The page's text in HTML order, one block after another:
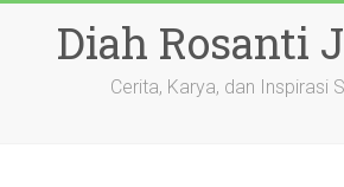
contentDiah Rosanti
Cerita, Karya, dan Inspirasi